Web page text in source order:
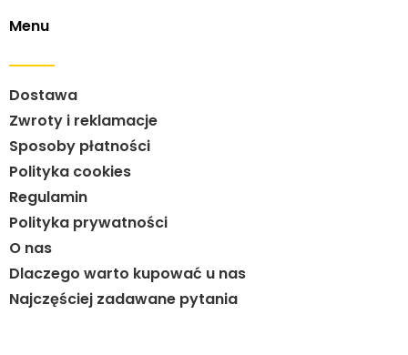
Menu
Dostawa
Zwroty i reklamacje
Sposoby płatności
Polityka cookies
Regulamin
Polityka prywatności
O nas
Dlaczego warto kupować u nas
Najczęściej zadawane pytania